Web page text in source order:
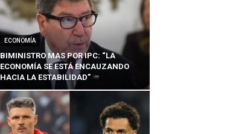
ECONOMÍA
BIMINISTRO MAS POR IPC: “LA
ECONOMÍA SE ESTÁ ENCAUZANDO
HACIA LA ESTABILIDAD”